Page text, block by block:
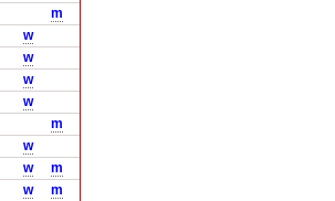
m
w
w
w
w
m
w
w
m
w
m